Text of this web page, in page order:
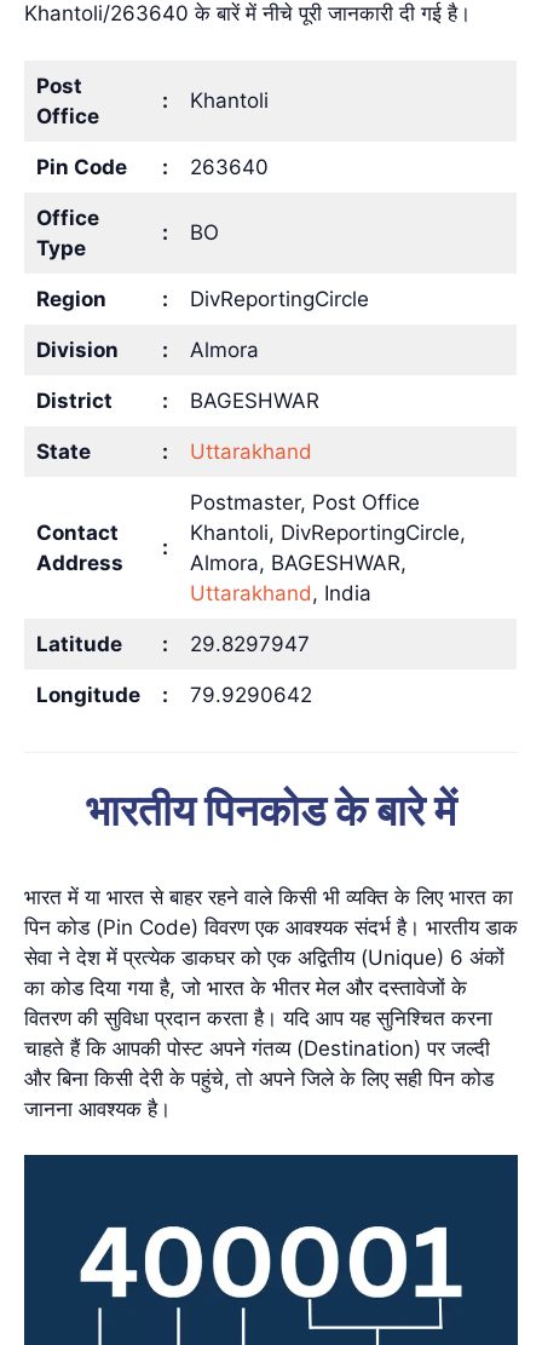
Khantoli/263640 के बारें में नीचे पूरी जानकारी दी गई है।
Post
Office
: Khantoli
Pin Code : 263640
Office
Type
: BO
Region : DivReportingCircle
Division : Almora
District : BAGESHWAR
State : Uttarakhand
Contact
Address
:
Postmaster, Post Office
Khantoli, DivReportingCircle,
Almora, BAGESHWAR,
Uttarakhand, India
Latitude : 29.8297947
Longitude : 79.9290642
भारतीय पिनकोड के बारे में
भारत में या भारत से बाहर रहने वाले किसी भी व्यक्ति के लिए भारत का
पिन कोड (Pin Code) विवरण एक आवश्यक संदर्भ है। भारतीय डाक
सेवा ने देश में प्रत्येक डाकघर को एक अद्वितीय (Unique) 6 अंकों
का कोड दिया गया है, जो भारत के भीतर मेल और दस्तावेजों के
वितरण की सुविधा प्रदान करता है। यदि आप यह सुनिश्चित करना
चाहते हैं कि आपकी पोस्ट अपने गंतव्य (Destination) पर जल्दी
और बिना किसी देरी के पहुंचे, तो अपने जिले के लिए सही पिन कोड
जानना आवश्यक है।